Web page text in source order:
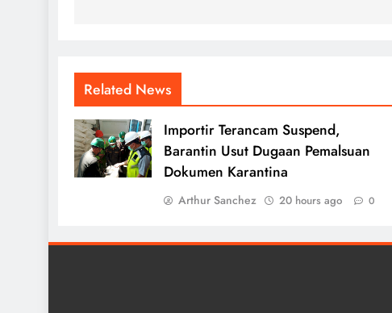
Related News
Importir Terancam Suspend,
Barantin Usut Dugaan Pemalsuan
Dokumen Karantina
Arthur Sanchez 20 hours ago 0